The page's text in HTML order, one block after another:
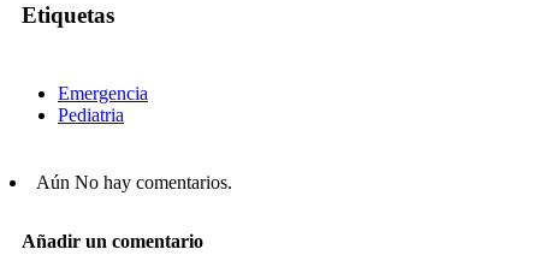
Etiquetas
Emergencia
Pediatria
Aún No hay comentarios.
Añadir un comentario